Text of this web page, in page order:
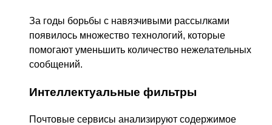
За годы борьбы с навязчивыми рассылками
появилось множество технологий, которые
помогают уменьшить количество нежелательных
сообщений.
Интеллектуальные фильтры
Почтовые сервисы анализируют содержимое